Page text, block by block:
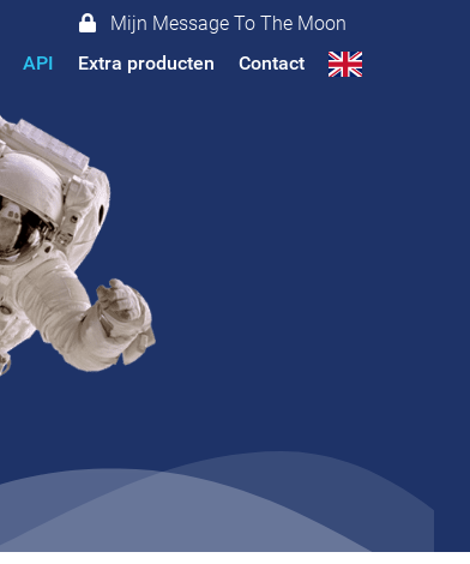
Mijn Message To The Moon
API Extra producten Contact